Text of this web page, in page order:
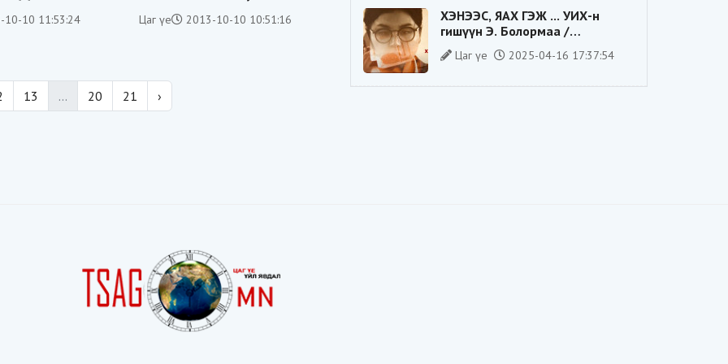
10-10 11:53:24
сануулга өгчээ
Цаг үе 2013-10-10 10:51:16
13 ... 20 21 ›
ХЭНЭЭС, ЯАХ ГЭЖ ... УИХ-н
гишүүн Э. Болормаа /
сонгуулийн ажилдаа гадаадын
компаниас хандив авсан уу/
Цаг үе 2025-04-16 17:37:54